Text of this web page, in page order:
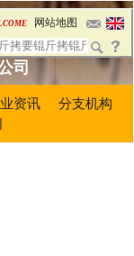
司
网站地图
资讯
分支机构